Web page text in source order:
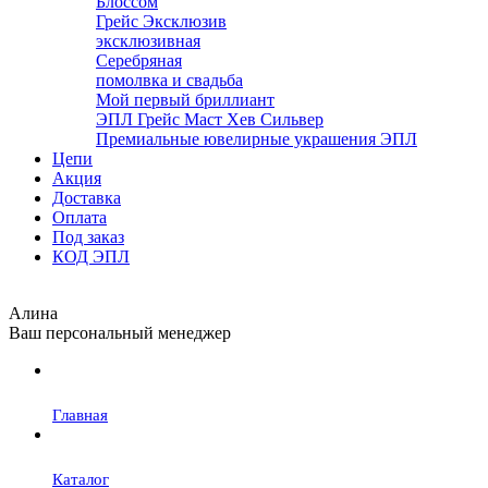
Грейс Эксклюзив
эксклюзивная
Серебряная
помолвка и свадьба
Мой первый бриллиант
ЭПЛ Грейс Маст Хев Сильвер
Премиальные ювелирные украшения ЭПЛ
Цепи
Акция
Доставка
Оплата
Под заказ
КОД ЭПЛ
Алина
Ваш персональный менеджер
Главная
Каталог